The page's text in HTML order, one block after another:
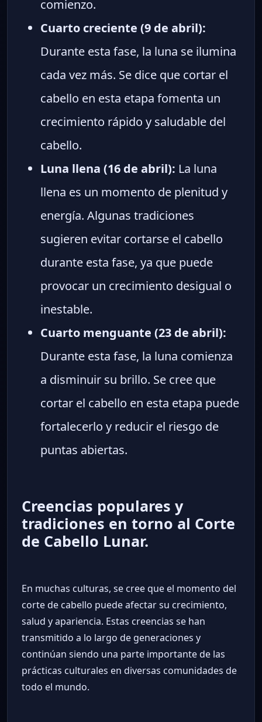
comienzo.
Cuarto creciente (9 de abril):
Durante esta fase, la luna se ilumina
cada vez más. Se dice que cortar el
cabello en esta etapa fomenta un
crecimiento rápido y saludable del
cabello.
Luna llena (16 de abril): La luna
llena es un momento de plenitud y
energía. Algunas tradiciones
sugieren evitar cortarse el cabello
durante esta fase, ya que puede
provocar un crecimiento desigual o
inestable.
Cuarto menguante (23 de abril):
Durante esta fase, la luna comienza
a disminuir su brillo. Se cree que
cortar el cabello en esta etapa puede
fortalecerlo y reducir el riesgo de
puntas abiertas.
Creencias populares y
tradiciones en torno al Corte
de Cabello Lunar.
En muchas culturas, se cree que el momento del
corte de cabello puede afectar su crecimiento,
salud y apariencia. Estas creencias se han
transmitido a lo largo de generaciones y
continúan siendo una parte importante de las
prácticas culturales en diversas comunidades de
todo el mundo.